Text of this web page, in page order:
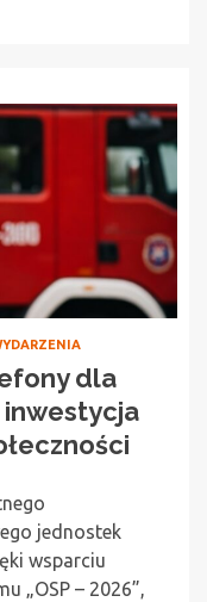
dla
inwestycja
jednostek
wsparciu
„OSP – 2026”,